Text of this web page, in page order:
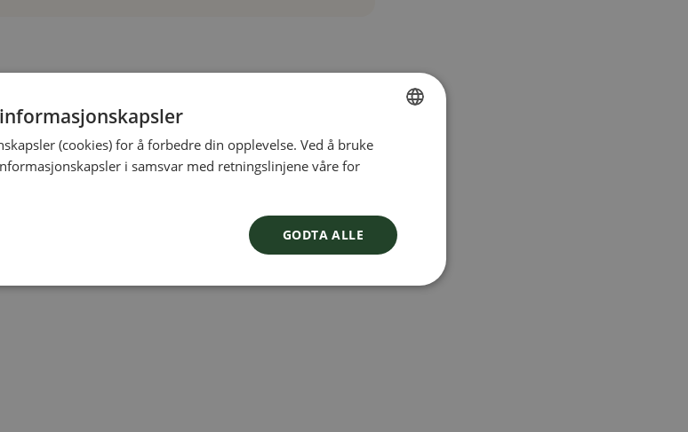
SWEDISH
FINNISH
NORWEGIAN
(cookies) for å forbedre din opplevelse. Ved å bruke
i samsvar med retningslinjene våre for
GODTA ALLE